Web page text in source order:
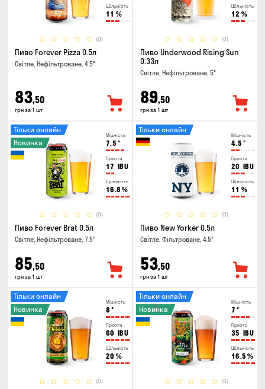
Щільність
11 %
(0)
Пиво Forever Pizza 0.5л
Світле, Нефільтроване, 4.5°
83,50
грн за 1 шт
Щільність
12 %
(0)
Пиво Underwood Rising Sun
0.33л
Світле, Нефільтроване, 5°
89,50
грн за 1 шт
Міцність
7.5 °
Гіркота
17 IBU
Щільність
16.8 %
(0)
Тільки онлайн
Новинка
Пиво Forever Brat 0.5л
Світле, Нефільтроване, 7.5°
85,50
грн за 1 шт
Міцність
4.5 °
Гіркота
20 IBU
Щільність
11 %
(0)
Тільки онлайн
Пиво New Yorker 0.5л
Світле, Фільтроване, 4.5°
53,50
грн за 1 шт
Міцність
8 °
Гіркота
60 IBU
Щільність
20 %
(0)
Тільки онлайн
Новинка
Міцність
7 °
Гіркота
35 IBU
Щільність
16.5 %
(0)
Тільки онлайн
Новинка